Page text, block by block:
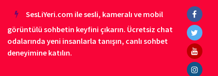
SesLiYeri.com ile sesli, kameralı ve mobil
görüntülü sohbetin keyfini çıkarın. Ücretsiz chat
odalarında yeni insanlarla tanışın, canlı sohbet
deneyimine katılın.